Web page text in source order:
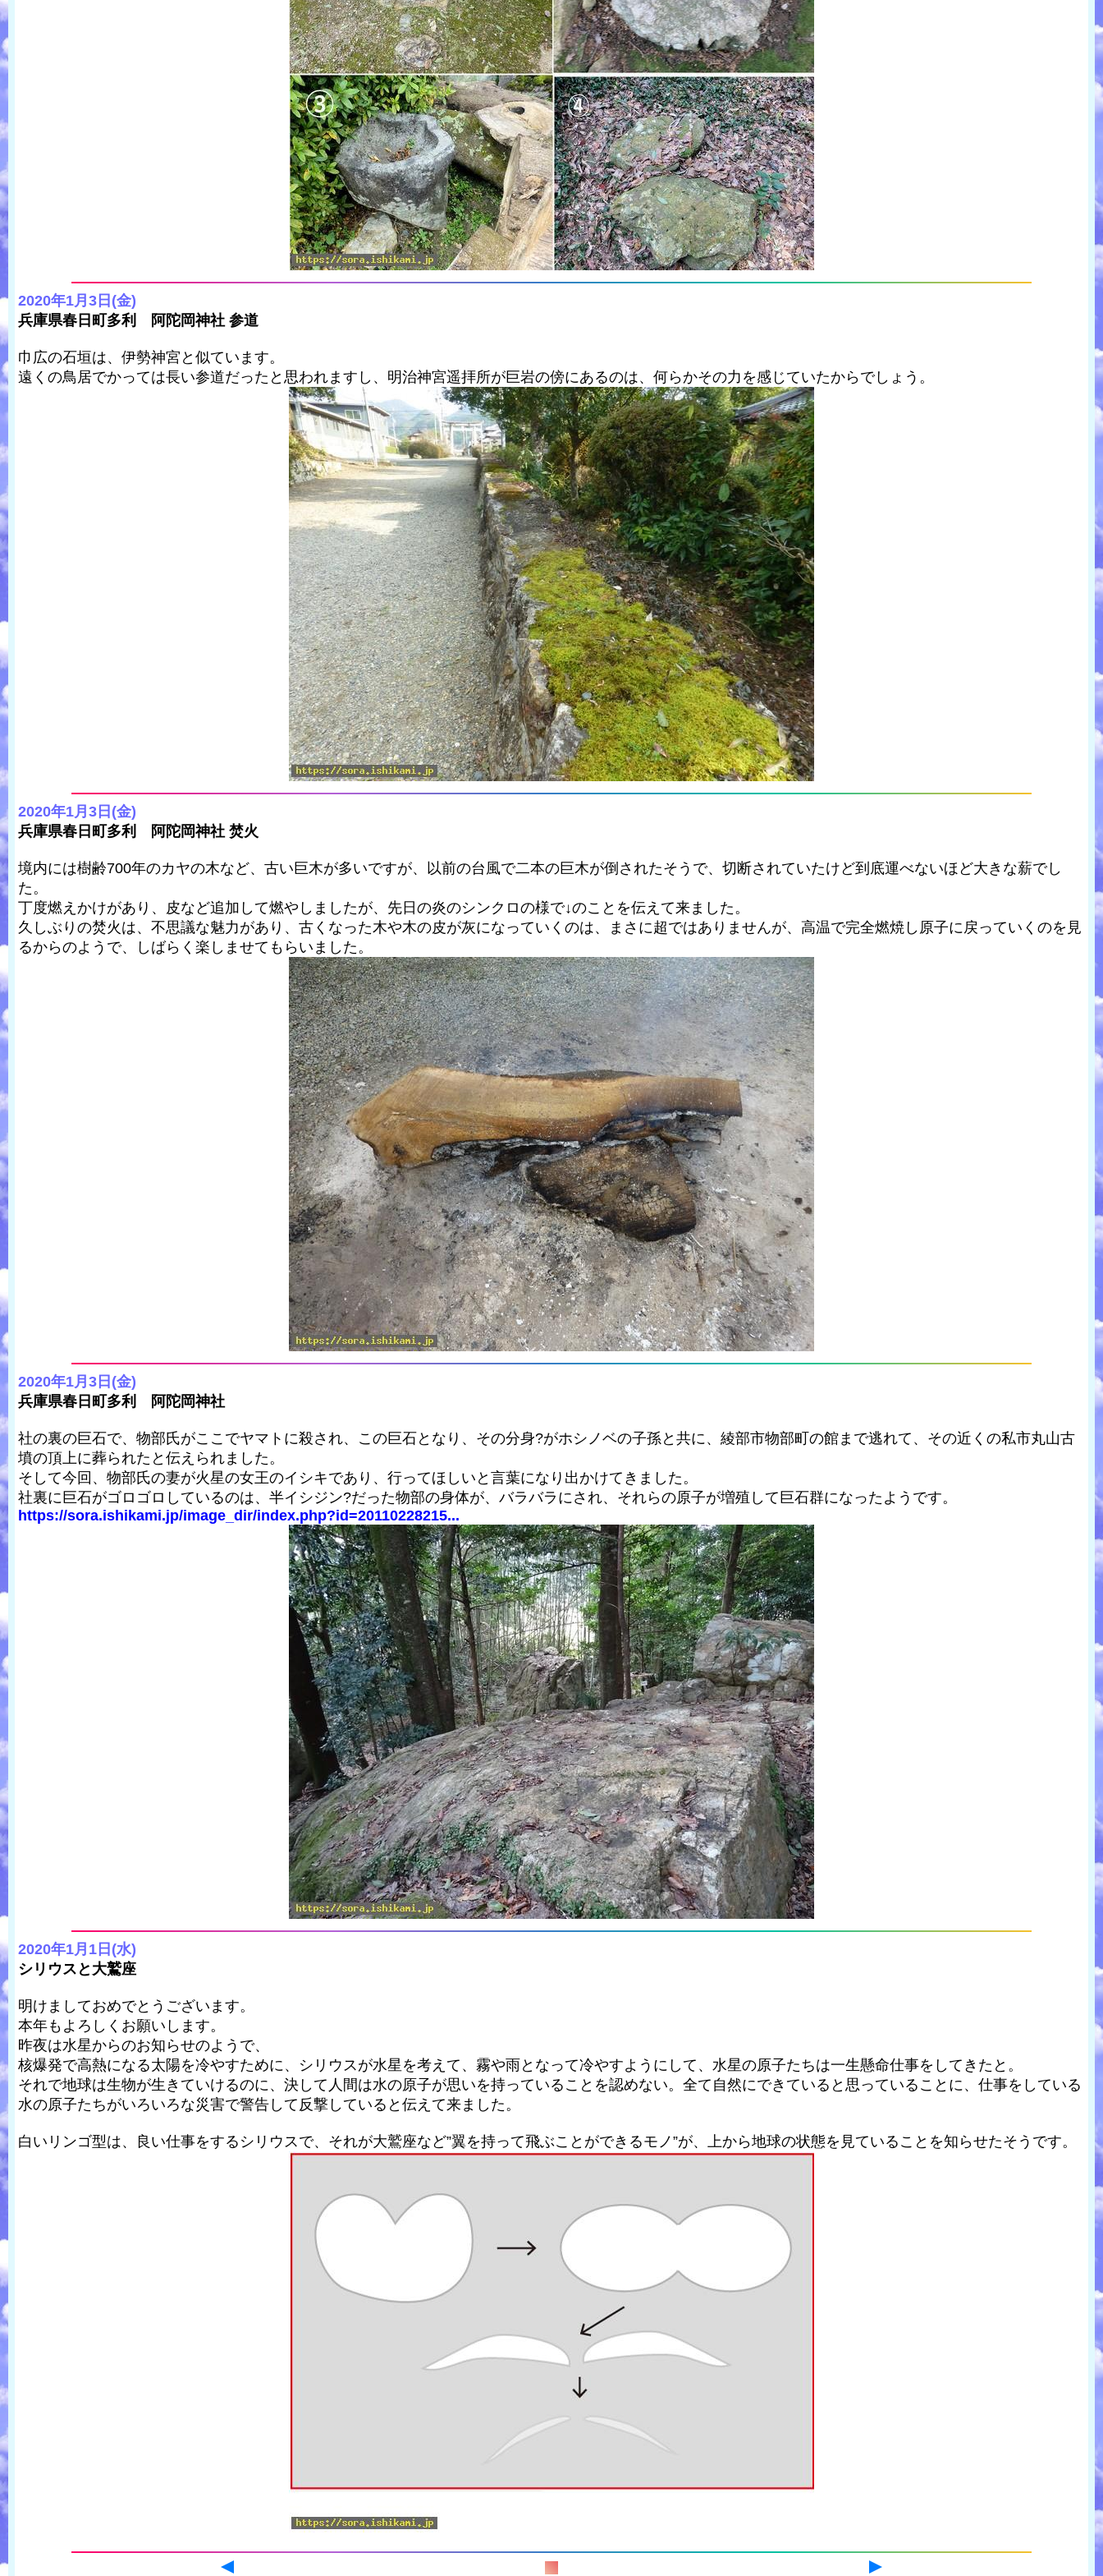
2020年1月3日(金)
兵庫県春日町多利 阿陀岡神社 参道
巾広の石垣は、伊勢神宮と似ています。
遠くの鳥居でかっては長い参道だったと思われますし、明治神宮遥拝所が巨岩の傍にあるのは、何らかその力を感じていたからでしょう。
2020年1月3日(金)
兵庫県春日町多利 阿陀岡神社 焚火
境内には樹齢700年のカヤの木など、古い巨木が多いですが、以前の台風で二本の巨木が倒されたそうで、切断されていたけど到底運べないほど大きな薪でし
た。
丁度燃えかけがあり、皮など追加して燃やしましたが、先日の炎のシンクロの様で↓のことを伝えて来ました。
久しぶりの焚火は、不思議な魅力があり、古くなった木や木の皮が灰になっていくのは、まさに超ではありませんが、高温で完全燃焼し原子に戻っていくのを見
るからのようで、しばらく楽しませてもらいました。
2020年1月3日(金)
兵庫県春日町多利 阿陀岡神社
社の裏の巨石で、物部氏がここでヤマトに殺され、この巨石となり、その分身?がホシノベの子孫と共に、綾部市物部町の館まで逃れて、その近くの私市丸山古
墳の頂上に葬られたと伝えられました。
そして今回、物部氏の妻が火星の女王のイシキであり、行ってほしいと言葉になり出かけてきました。
社裏に巨石がゴロゴロしているのは、半イシジン?だった物部の身体が、バラバラにされ、それらの原子が増殖して巨石群になったようです。
https://sora.ishikami.jp/image_dir/index.php?id=20110228215...
2020年1月1日(水)
シリウスと大鷲座
明けましておめでとうございます。
本年もよろしくお願いします。
昨夜は水星からのお知らせのようで、
核爆発で高熱になる太陽を冷やすために、シリウスが水星を考えて、霧や雨となって冷やすようにして、水星の原子たちは一生懸命仕事をしてきたと。
それで地球は生物が生きていけるのに、決して人間は水の原子が思いを持っていることを認めない。全て自然にできていると思っていることに、仕事をしている
水の原子たちがいろいろな災害で警告して反撃していると伝えて来ました。
白いリンゴ型は、良い仕事をするシリウスで、それが大鷲座など”翼を持って飛ぶことができるモノ”が、上から地球の状態を見ていることを知らせたそうです。